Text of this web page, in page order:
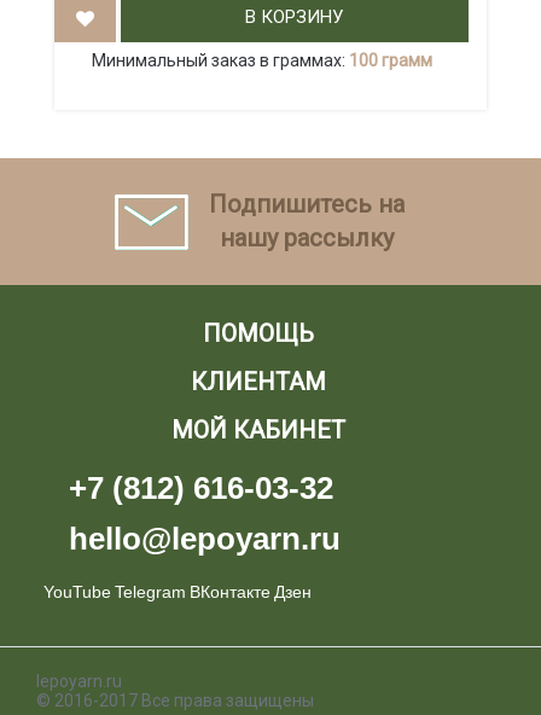
В КОРЗИНУ
Минимальный заказ в граммах: 100 грамм
Подпишитесь на
нашу рассылку
ПОМОЩЬ
КЛИЕНТАМ
МОЙ КАБИНЕТ
+7 (812) 616-03-32
hello@lepoyarn.ru
YouTubeTelegram ВКонтактеДзен
lepoyarn.ru
© 2016-2017 Все права защищены